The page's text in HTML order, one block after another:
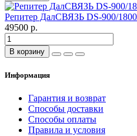
Репитер ДалСВЯЗЬ DS-900/
49500 р.
В корзину
Информация
Гарантия и возврат
Способы доставки
Способы оплаты
Правила и условия